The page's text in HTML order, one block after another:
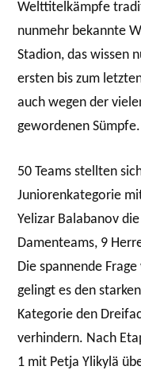
Welttitelkämpfe
nunmehr bekannte
Stadion, das wissen
ersten bis zum
auch wegen der
gewordenen Sümpfe.
50 Teams stellten
Juniorenkategorie
Yelizar Balabanov
Damenteams, 9
Die spannende
gelingt es den
Kategorie den
verhindern. Nach
1 mit Petja Ylikylä